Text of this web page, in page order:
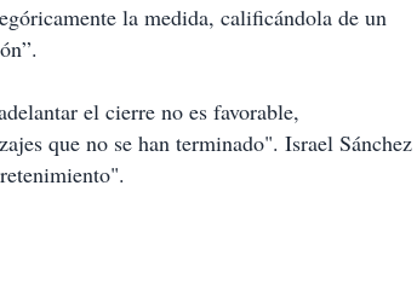
la medida, calificándola de un
el cierre no es favorable,
que no se han terminado". Israel Sánchez